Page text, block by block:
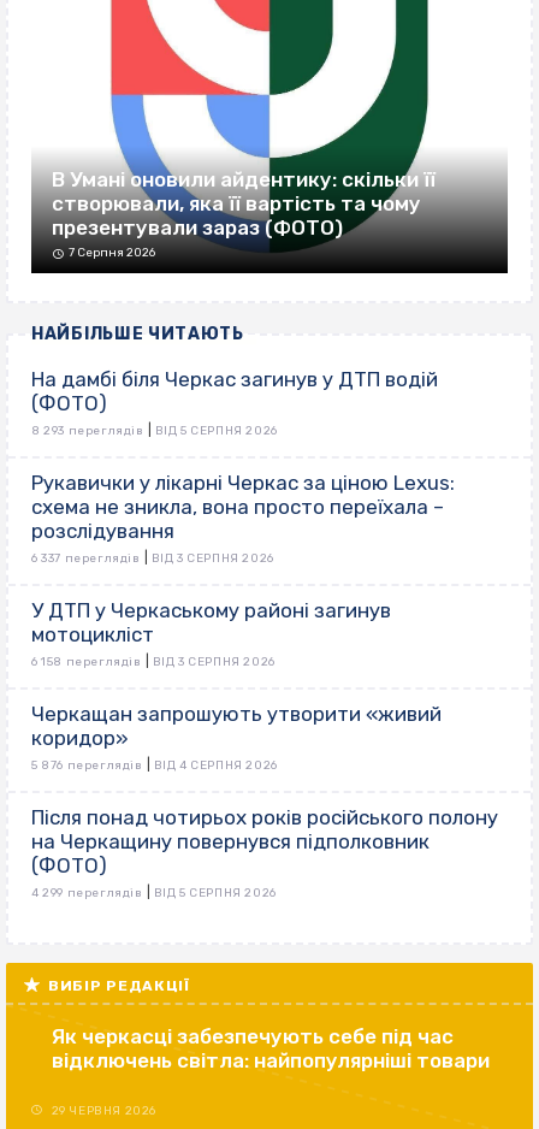
В Умані оновили айдентику: скільки її
створювали, яка її вартість та чому
презентували зараз (ФОТО)
7 Серпня 2026
НАЙБІЛЬШЕ ЧИТАЮТЬ
На дамбі біля Черкас загинув у ДТП водій
(ФОТО)
8 293 переглядів ВІД 5 СЕРПНЯ 2026
Рукавички у лікарні Черкас за ціною Lexus:
схема не зникла, вона просто переїхала –
розслідування
6 337 переглядів ВІД 3 СЕРПНЯ 2026
У ДТП у Черкаському районі загинув
мотоцикліст
6 158 переглядів ВІД 3 СЕРПНЯ 2026
Черкащан запрошують утворити «живий
коридор»
5 876 переглядів ВІД 4 СЕРПНЯ 2026
Після понад чотирьох років російського полону
на Черкащину повернувся підполковник
(ФОТО)
4 299 переглядів ВІД 5 СЕРПНЯ 2026
ВИБІР РЕДАКЦІЇ
Як черкасці забезпечують себе під час
відключень світла: найпопулярніші товари
29 ЧЕРВНЯ 2026